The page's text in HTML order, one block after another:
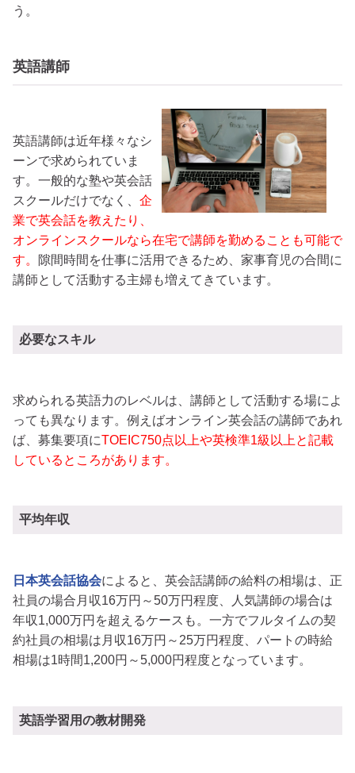
う。
英語講師
英語講師は近年様々なシ
ーンで求められていま
す。一般的な塾や英会話
スクールだけでなく、 企
業で英会話を教えたり、
オンラインスクールなら在宅で講師を勤めることも可能で
す。
隙間時間を仕事に活用できるため、家事育児の合間に
講師として活動する主婦も増えてきています。
必要なスキル
求められる英語力のレベルは、講師として活動する場によ
っても異なります。例えばオンライン英会話の講師であれ
ば、募集要項にTOEIC750点以上や英検準1級以上と記載
しているところがあります。
平均年収
日本英会話協会によると、英会話講師の給料の相場は、正
社員の場合月収16万円～50万円程度、人気講師の場合は
年収1,000万円を超えるケースも。一方でフルタイムの契
約社員の相場は月収16万円～25万円程度、パートの時給
相場は1時間1,200円～5,000円程度となっています。
英語学習用の教材開発